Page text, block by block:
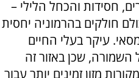
חסידות והכחל הלילי –
חולקים בהרמוניה יחסית
עיקר בעלי החיים
שכן באזור זה
מזון זמינים יותר עבור